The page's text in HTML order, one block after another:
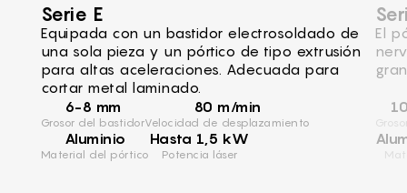
Serie E
Equipada con un bastidor electrosoldado de
una sola pieza y un pórtico de tipo extrusión
para altas aceleraciones. Adecuada para
cortar metal laminado.
6-8 mm
Grosor del bastidor
80 m/min
Velocidad de desplazamiento
Aluminio
Material del pórtico
Hasta 1,5 kW
Potencia láser
El